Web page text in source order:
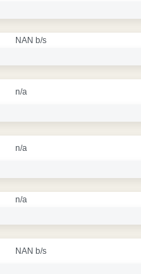
NAN b/s
n/a
n/a
n/a
NAN b/s